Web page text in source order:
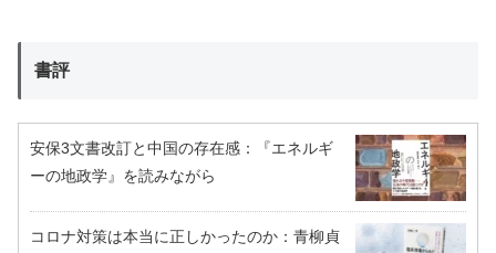
書評
安保3文書改訂と中国の存在感：『エネルギ
ーの地政学』を読みながら
コロナ対策は本当に正しかったのか：青柳貞